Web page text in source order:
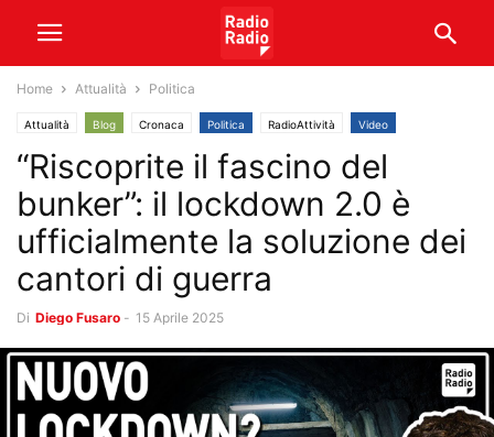
Home Attualità Politica
Attualità Blog Cronaca Politica RadioAttività Video
“Riscoprite il fascino del
bunker”: il lockdown 2.0 è
ufficialmente la soluzione dei
cantori di guerra
Di Diego Fusaro - 15 Aprile 2025